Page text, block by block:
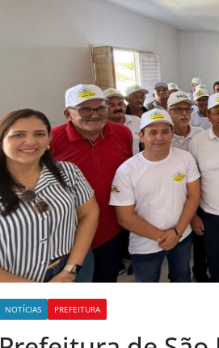
NOTÍCIAS PREFEITURA